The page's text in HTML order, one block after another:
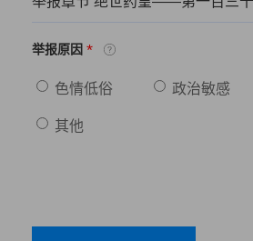
举报原因 *
色情低俗 政治敏感
其他